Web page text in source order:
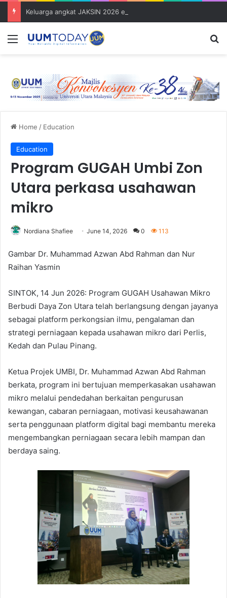
Menu
Home / Education
Education
Program GUGAH Umbi Zon
Utara perkasa usahawan
mikro
Nordiana Shafiee June 14, 2026 0 113
Gambar Dr. Muhammad Azwan Abd Rahman dan Nur
Raihan Yasmin
SINTOK, 14 Jun 2026: Program GUGAH Usahawan Mikro
Berbudi Daya Zon Utara telah berlangsung dengan jayanya
sebagai platform perkongsian ilmu, pengalaman dan
strategi perniagaan kepada usahawan mikro dari Perlis,
Kedah dan Pulau Pinang.
Ketua Projek UMBI, Dr. Muhammad Azwan Abd Rahman
berkata, program ini bertujuan memperkasakan usahawan
mikro melalui pendedahan berkaitan pengurusan
kewangan, cabaran perniagaan, motivasi keusahawanan
serta penggunaan platform digital bagi membantu mereka
mengembangkan perniagaan secara lebih mampan dan
berdaya saing.